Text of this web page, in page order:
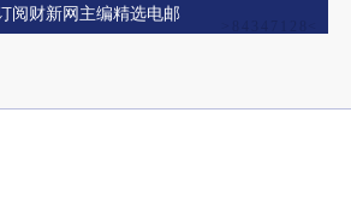
阅财新网主编精选电邮